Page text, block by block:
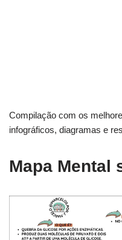
Compilação com os
infográficos, diagramas e
Mapa Mental